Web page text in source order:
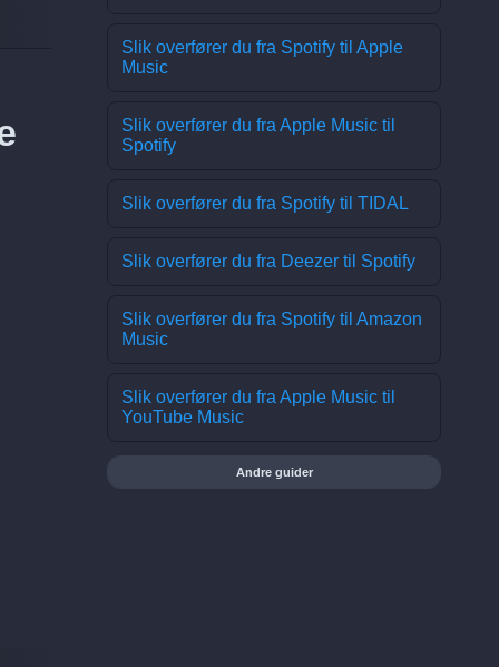
Slik overfører du fra Spotify til Apple
Music
Slik overfører du fra Apple Music til
Spotify
Slik overfører du fra Spotify til TIDAL
Slik overfører du fra Deezer til Spotify
Slik overfører du fra Spotify til Amazon
Music
Slik overfører du fra Apple Music til
YouTube Music
Andre guider